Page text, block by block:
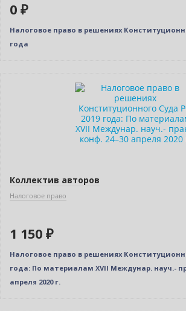
0 ₽
Налоговое право в решениях
года
Коллектив авторов
Налоговое право
1 150 ₽
Налоговое право в решениях
года: По материалам XVII Междунар. науч.-
апреля 2020 г.